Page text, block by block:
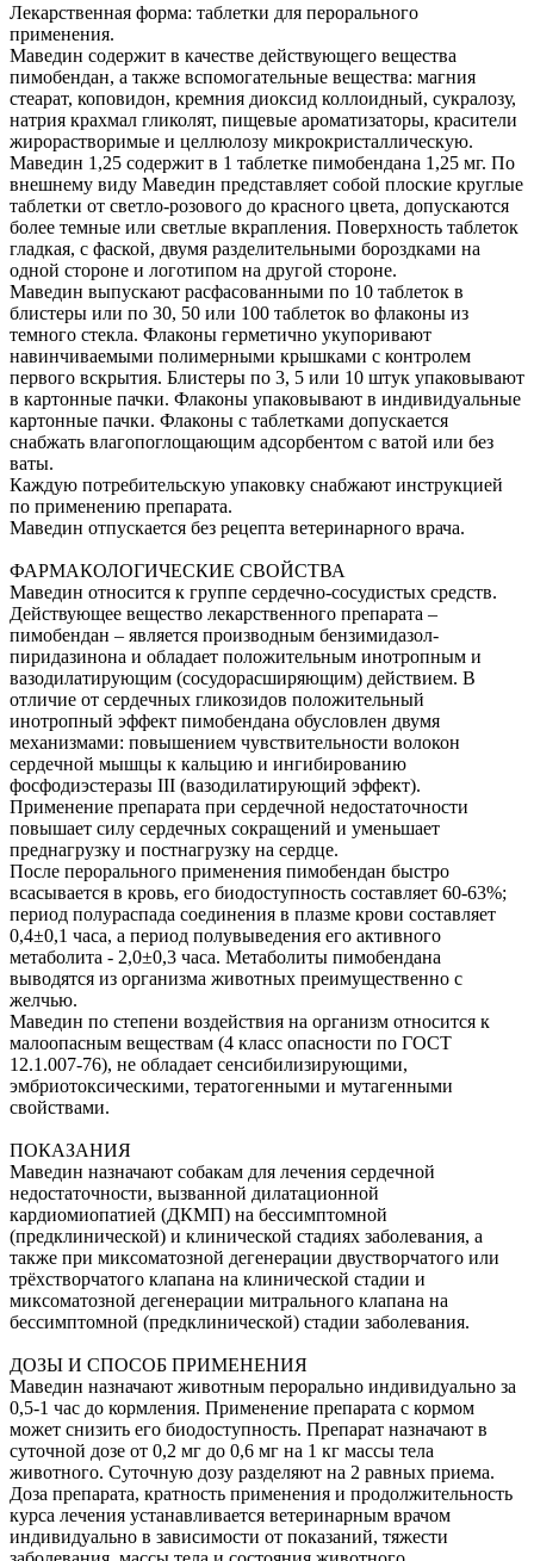
Лекарственная форма: таблетки для перорального
применения.
Маведин содержит в качестве действующего вещества
пимобендан, а также вспомогательные вещества: магния
стеарат, коповидон, кремния диоксид коллоидный, сукралозу,
натрия крахмал гликолят, пищевые ароматизаторы, красители
жирорастворимые и целлюлозу микрокристаллическую.
Маведин 1,25 содержит в 1 таблетке пимобендана 1,25 мг. По
внешнему виду Маведин представляет собой плоские круглые
таблетки от светло-розового до красного цвета, допускаются
более темные или светлые вкрапления. Поверхность таблеток
гладкая, с фаской, двумя разделительными бороздками на
одной стороне и логотипом на другой стороне.
Маведин выпускают расфасованными по 10 таблеток в
блистеры или по 30, 50 или 100 таблеток во флаконы из
темного стекла. Флаконы герметично укупоривают
навинчиваемыми полимерными крышками с контролем
первого вскрытия. Блистеры по 3, 5 или 10 штук упаковывают
в картонные пачки. Флаконы упаковывают в индивидуальные
картонные пачки. Флаконы с таблетками допускается
снабжать влагопоглощающим адсорбентом с ватой или без
ваты.
Каждую потребительскую упаковку снабжают инструкцией
по применению препарата.
Маведин отпускается без рецепта ветеринарного врача.
ФАРМАКОЛОГИЧЕСКИЕ СВОЙСТВА
Маведин относится к группе сердечно-сосудистых средств.
Действующее вещество лекарственного препарата –
пимобендан – является производным бензимидазол-
пиридазинона и обладает положительным инотропным и
вазодилатирующим (сосудорасширяющим) действием. В
отличие от сердечных гликозидов положительный
инотропный эффект пимобендана обусловлен двумя
механизмами: повышением чувствительности волокон
сердечной мышцы к кальцию и ингибированию
фосфодиэстеразы III (вазодилатирующий эффект).
Применение препарата при сердечной недостаточности
повышает силу сердечных сокращений и уменьшает
преднагрузку и постнагрузку на сердце.
После перорального применения пимобендан быстро
всасывается в кровь, его биодоступность составляет 60-63%;
период полураспада соединения в плазме крови составляет
0,4±0,1 часа, а период полувыведения его активного
метаболита - 2,0±0,3 часа. Метаболиты пимобендана
выводятся из организма животных преимущественно с
желчью.
Маведин по степени воздействия на организм относится к
малоопасным веществам (4 класс опасности по ГОСТ
12.1.007-76), не обладает сенсибилизирующими,
эмбриотоксическими, тератогенными и мутагенными
свойствами.
ПОКАЗАНИЯ
Маведин назначают собакам для лечения сердечной
недостаточности, вызванной дилатационной
кардиомиопатией (ДКМП) на бессимптомной
(предклинической) и клинической стадиях заболевания, а
также при миксоматозной дегенерации двустворчатого или
трёхстворчатого клапана на клинической стадии и
миксоматозной дегенерации митрального клапана на
бессимптомной (предклинической) стадии заболевания.
ДОЗЫ И СПОСОБ ПРИМЕНЕНИЯ
Маведин назначают животным перорально индивидуально за
0,5-1 час до кормления. Применение препарата с кормом
может снизить его биодоступность. Препарат назначают в
суточной дозе от 0,2 мг до 0,6 мг на 1 кг массы тела
животного. Суточную дозу разделяют на 2 равных приема.
Доза препарата, кратность применения и продолжительность
курса лечения устанавливается ветеринарным врачом
индивидуально в зависимости от показаний, тяжести